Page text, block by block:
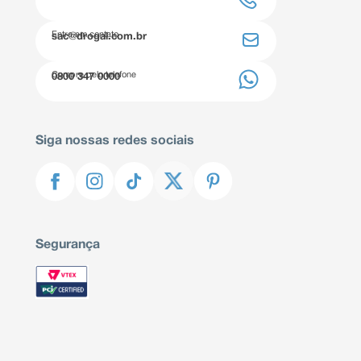
Entre em contato
sac@drogal.com.br
Compre pelo telefone
0800 347 0000
Siga nossas redes sociais
Segurança